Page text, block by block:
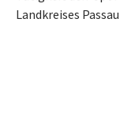
Landkreises